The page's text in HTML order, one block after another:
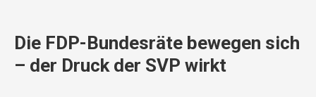
Die FDP-Bundesräte bewegen sich
– der Druck der SVP wirkt